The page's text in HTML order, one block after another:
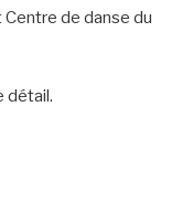
de danse du
détail.